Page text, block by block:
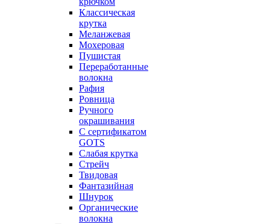
Классическая
крутка
Меланжевая
Мохеровая
Пушистая
Переработанные
волокна
Рафия
Ровница
Ручного
окрашивания
С сертификатом
GOTS
Слабая крутка
Стрейч
Твидовая
Фантазийная
Шнурок
Органические
волокна